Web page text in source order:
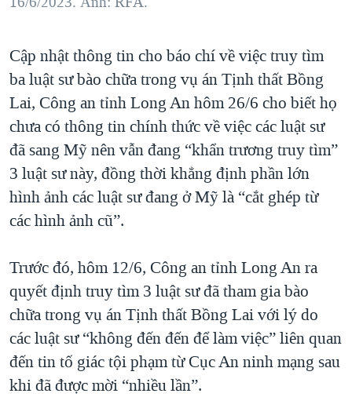
CHI PHÍ CHIẾN TRANH AFGHANISTAN
THƯỢNG ĐỈNH TRUMP-KIM TẠI VIỆT NAM
TRỊNH VĨNH BÌNH VS. CHÍNH PHỦ VIỆT NAM
NGƯ DÂN VIỆT VÀ LÀN SÓNG TRỘM HẢI SÂM
BÊN KIA QUỐC LỘ: TIẾNG VỌNG TỪ NÔNG THÔN MỸ
QUAN HỆ VIỆT MỸ
Cập nhật thông tin cho báo chí về việc truy tìm
ba luật sư bào chữa trong vụ án Tịnh thất Bồng
Lai, Công an tỉnh Long An hôm 26/6 cho biết họ
chưa có thông tin chính thức về việc các luật sư
đã sang Mỹ nên vẫn đang “khẩn trương truy tìm”
3 luật sư này, đồng thời khẳng định phần lớn
hình ảnh các luật sư đang ở Mỹ là “cắt ghép từ
các hình ảnh cũ”.
Trước đó, hôm 12/6, Công an tỉnh Long An ra
quyết định truy tìm 3 luật sư đã tham gia bào
chữa trong vụ án Tịnh thất Bồng Lai với lý do
các luật sư “không đến đến để làm việc” liên quan
đến tin tố giác tội phạm từ Cục An ninh mạng sau
khi đã được mời “nhiều lần”.